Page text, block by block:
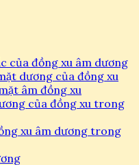
của đồng xu âm dương
dương của đồng xu
âm đồng xu
của đồng xu trong
xu âm dương trong